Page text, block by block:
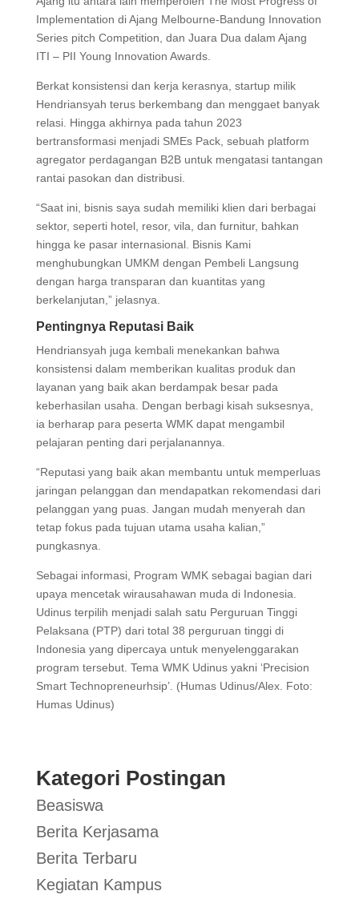
Implementation di Ajang Melbourne-Bandung Innovation
Series pitch Competition, dan Juara Dua dalam Ajang
ITI – PII Young Innovation Awards.
Berkat konsistensi dan kerja kerasnya, startup milik
Hendriansyah terus berkembang dan menggaet banyak
relasi. Hingga akhirnya pada tahun 2023
bertransformasi menjadi SMEs Pack, sebuah platform
agregator perdagangan B2B untuk mengatasi tantangan
rantai pasokan dan distribusi.
“Saat ini, bisnis saya sudah memiliki klien dari berbagai
sektor, seperti hotel, resor, vila, dan furnitur, bahkan
hingga ke pasar internasional. Bisnis Kami
menghubungkan UMKM dengan Pembeli Langsung
dengan harga transparan dan kuantitas yang
berkelanjutan,” jelasnya.
Pentingnya Reputasi Baik
Hendriansyah juga kembali menekankan bahwa
konsistensi dalam memberikan kualitas produk dan
layanan yang baik akan berdampak besar pada
keberhasilan usaha. Dengan berbagi kisah suksesnya,
ia berharap para peserta WMK dapat mengambil
pelajaran penting dari perjalanannya.
“Reputasi yang baik akan membantu untuk memperluas
jaringan pelanggan dan mendapatkan rekomendasi dari
pelanggan yang puas. Jangan mudah menyerah dan
tetap fokus pada tujuan utama usaha kalian,”
pungkasnya.
Sebagai informasi, Program WMK sebagai bagian dari
upaya mencetak wirausahawan muda di Indonesia.
Udinus terpilih menjadi salah satu Perguruan Tinggi
Pelaksana (PTP) dari total 38 perguruan tinggi di
Indonesia yang dipercaya untuk menyelenggarakan
program tersebut. Tema WMK Udinus yakni ‘Precision
Smart Technopreneurhsip’. (Humas Udinus/Alex. Foto:
Humas Udinus)
Kategori Postingan
Beasiswa
Berita Kerjasama
Berita Terbaru
Kegiatan Kampus